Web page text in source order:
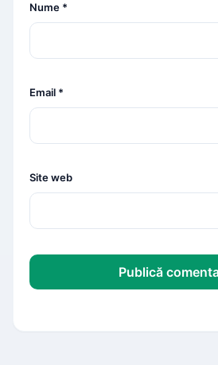
Nume *
Email *
Site web